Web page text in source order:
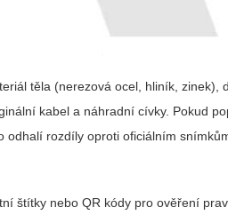
těla (nerezová ocel, hliník,
kabel a náhradní cívky. Pokud
rozdíly oproti oficiálním
štítky nebo QR kódy pro ověření